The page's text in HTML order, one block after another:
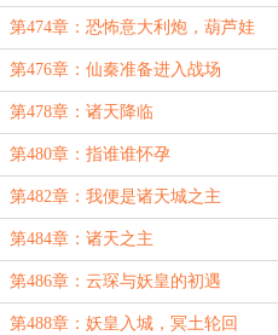
第474章：恐怖意大利炮，葫芦娃
救爷爷
第476章：仙秦准备进入战场
第478章：诸天降临
第480章：指谁谁怀孕
第482章：我便是诸天城之主
第484章：诸天之主
第486章：云琛与妖皇的初遇
第488章：妖皇入城，冥土轮回